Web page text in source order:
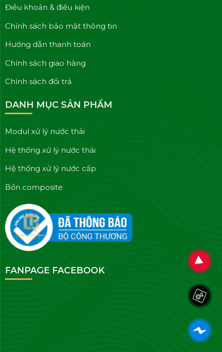
Điều khoản & điều kiện
Chính sách bảo mật thông tin
Hướng dẫn thanh toán
Chính sách giao hàng
Chính sách đổi trả
DANH MỤC SẢN PHẨM
Modul xử lý nước thải
Hệ thống xử lý nước thải
Hệ thống xử lý nước cấp
Bồn composite
FANPAGE FACEBOOK